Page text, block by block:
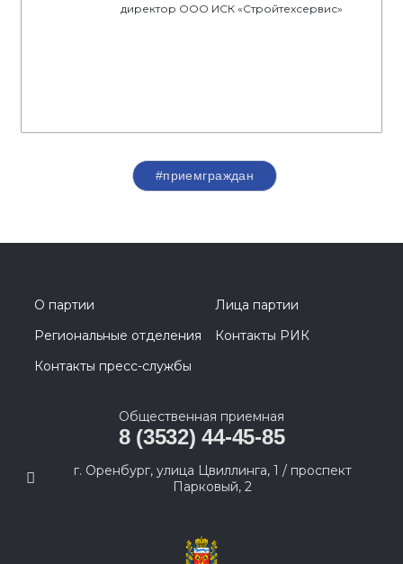
директор ООО ИСК «Стройтехсервис»
#приемграждан
О партии
Лица партии
Региональные отделения
Контакты РИК
Контакты пресс-службы
Общественная приемная
8 (3532) 44-45-85
г. Оренбург, улица Цвиллинга, 1 / проспект
Парковый, 2